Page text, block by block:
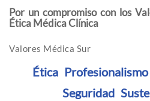
Por un compromiso con los
Ética Médica Clínica
Valores Médica Sur
Ética Profesionalismo
Seguridad